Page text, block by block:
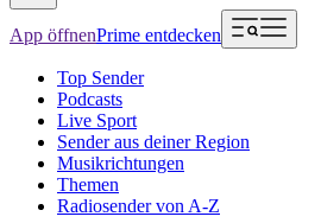
App öffnenPrime entdecken
Top Sender
Podcasts
Live Sport
Sender aus deiner Region
Musikrichtungen
Themen
Radiosender von A-Z